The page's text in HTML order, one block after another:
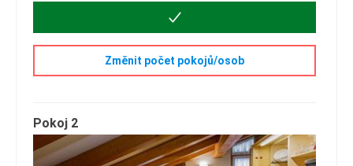
Změnit počet pokojů/osob
Pokoj 2